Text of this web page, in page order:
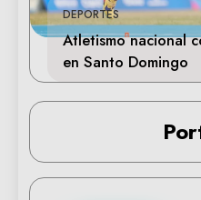
DEPORTES
Atletismo nacional
en Santo Domingo